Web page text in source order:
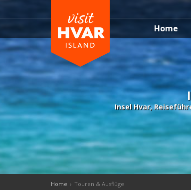
Home
Insel Hvar,
Home Touren & Ausflüge